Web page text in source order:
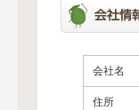
会社名
住所